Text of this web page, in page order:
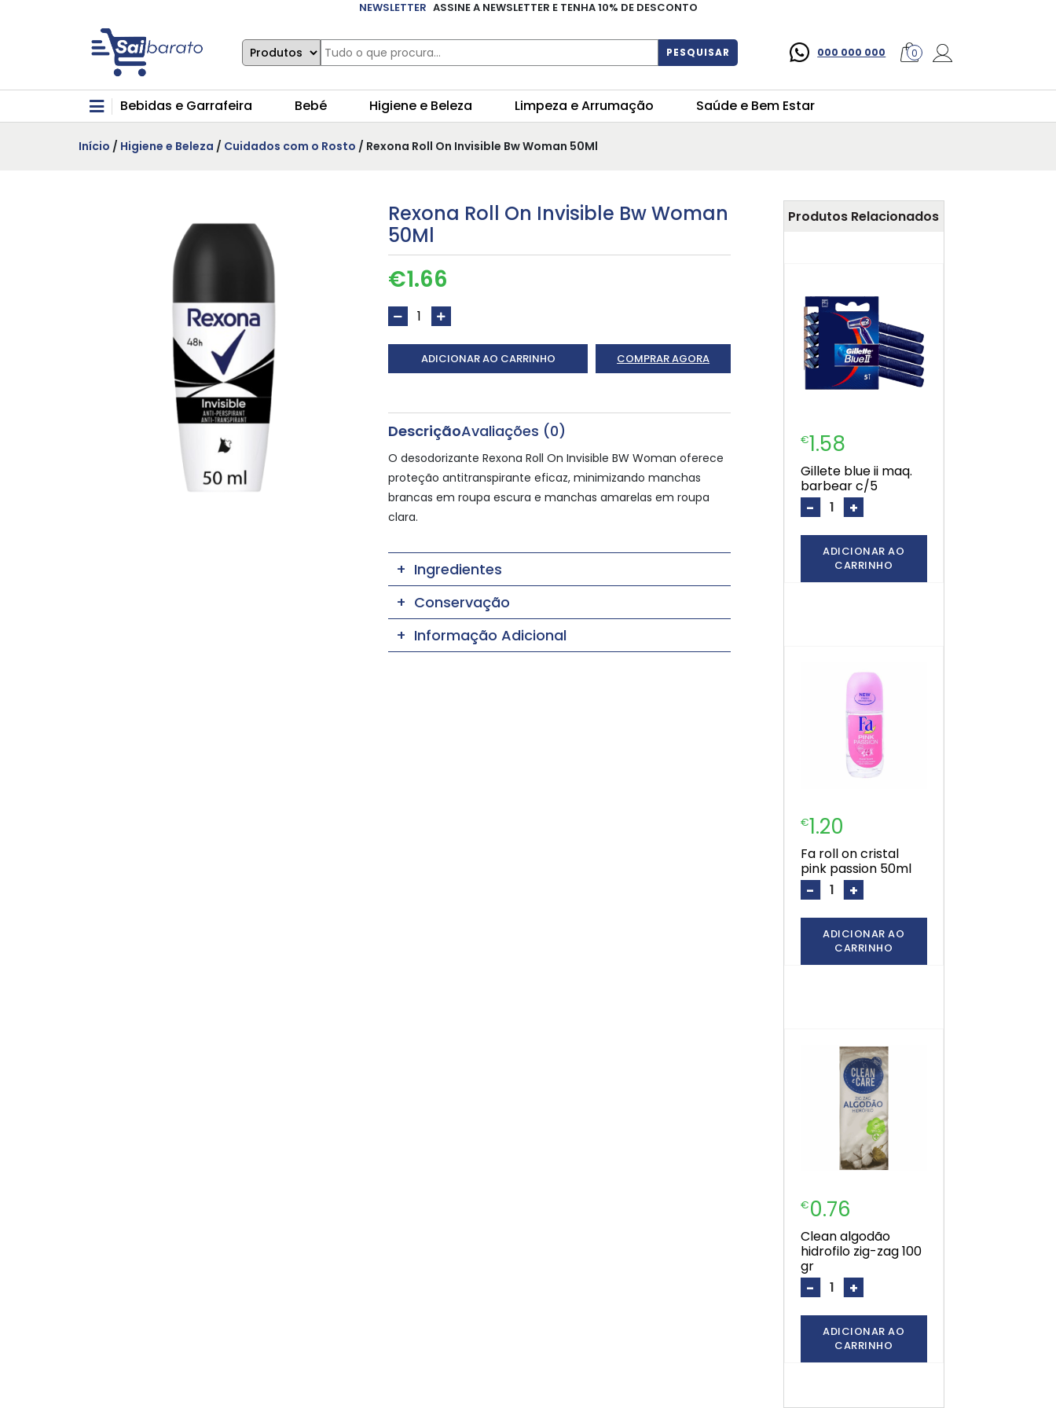
NEWSLETTER ASSINE A NEWSLETTER E TENHA 10% DE DESCONTO
PESQUISAR 000 000 000 0
Bebidas e Garrafeira Bebé Higiene e Beleza Limpeza e Arrumação Saúde e Bem Estar
Início / Higiene e Beleza / Cuidados com o Rosto / Rexona Roll On Invisible Bw Woman 50Ml
Rexona Roll On Invisible Bw Woman
50Ml
€1.66
ADICIONAR AO CARRINHO COMPRAR AGORA
DescriçãoAvaliações (0)
O desodorizante Rexona Roll On Invisible BW Woman oferece
proteção antitranspirante eficaz, minimizando manchas
brancas em roupa escura e manchas amarelas em roupa
clara.
Ingredientes
Conservação
Informação Adicional
Produtos Relacionados
€1.58
gillete blue ii maq.
barbear c/5
- +
ADICIONAR AO
CARRINHO
€1.20
fa roll on cristal
pink passion 50ml
- +
ADICIONAR AO
CARRINHO
€0.76
clean algodão
hidrofilo zig-zag 100
gr
- +
ADICIONAR AO
CARRINHO